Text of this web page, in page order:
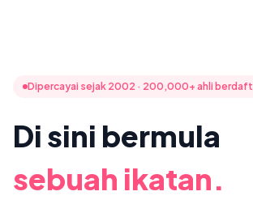
Dipercayai sejak 2002 · 200,000+ ahli
Di sini bermula
sebuah ikatan.